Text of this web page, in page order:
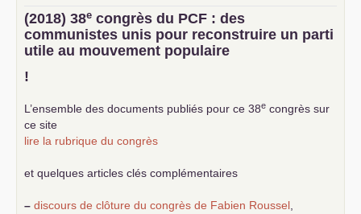
(2018) 38e congrès du PCF : des
communistes unis pour reconstruire un parti
utile au mouvement populaire
!
L’ensemble des documents publiés pour ce 38e congrès sur
ce site
lire la rubrique du congrès
et quelques articles clés complémentaires
– discours de clôture du congrès de Fabien Roussel,